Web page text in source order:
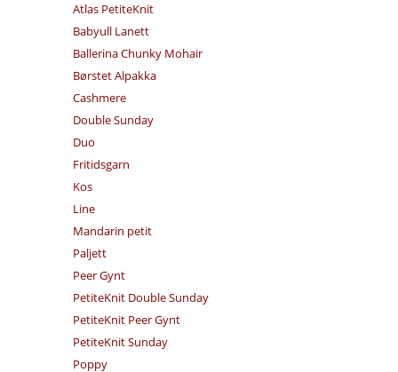
Atlas PetiteKnit
Babyull Lanett
Ballerina Chunky Mohair
Børstet Alpakka
Cashmere
Double Sunday
Duo
Fritidsgarn
Kos
Line
Mandarin petit
Paljett
Peer Gynt
PetiteKnit Double Sunday
PetiteKnit Peer Gynt
PetiteKnit Sunday
Poppy